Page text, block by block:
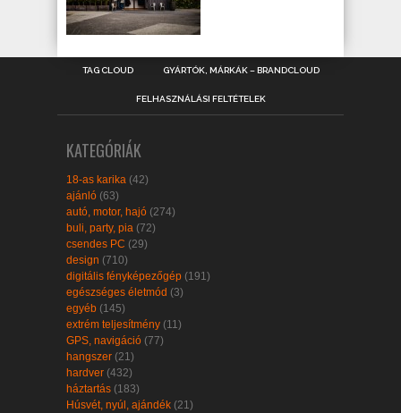
TAG CLOUD GYÁRTÓK, MÁRKÁK – BRANDCLOUD
FELHASZNÁLÁSI FELTÉTELEK
KATEGÓRIÁK
18-as karika (42)
ajánló (63)
autó, motor, hajó (274)
buli, party, pia (72)
csendes PC (29)
design (710)
digitális fényképezőgép (191)
egészséges életmód (3)
egyéb (145)
extrém teljesítmény (11)
GPS, navigáció (77)
hangszer (21)
hardver (432)
háztartás (183)
Húsvét, nyúl, ajándék (21)